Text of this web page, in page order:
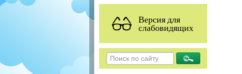
Версия для
слабовидящих